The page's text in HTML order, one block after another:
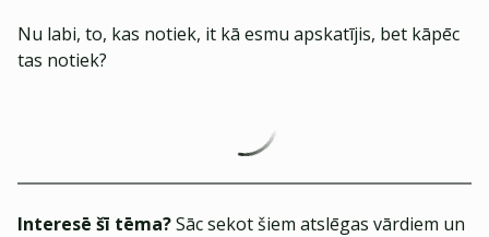
Nu labi, to, kas notiek, it kā esmu apskatījis, bet kāpēc
tas notiek?
Interesē šī tēma?Sāc sekot šiem atslēgas vārdiem un